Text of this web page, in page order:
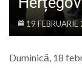
19
Duminică, 18